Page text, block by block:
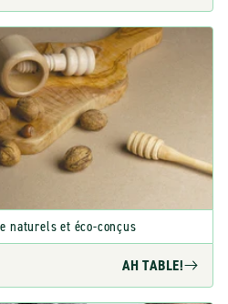
naturels et éco-conçus
AH TABLE!